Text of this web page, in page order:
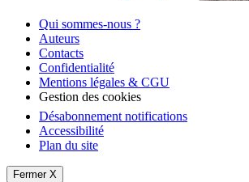
Qui sommes-nous ?
Auteurs
Contacts
Confidentialité
Mentions légales & CGU
Gestion des cookies
Désabonnement notifications
Accessibilité
Plan du site
Fermer X